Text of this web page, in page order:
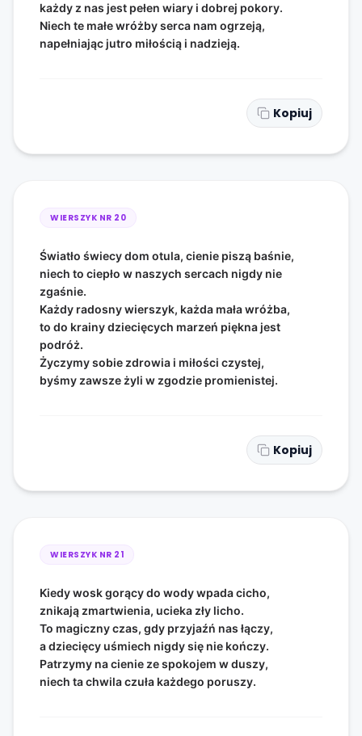
każdy z nas jest pełen wiary i dobrej pokory.
Niech te małe wróżby serca nam ogrzeją,
napełniając jutro miłością i nadzieją.
Kopiuj
WIERSZYK NR 20
Światło świecy dom otula, cienie piszą baśnie,
niech to ciepło w naszych sercach nigdy nie
zgaśnie.
Każdy radosny wierszyk, każda mała wróżba,
to do krainy dziecięcych marzeń piękna jest
podróż.
Życzymy sobie zdrowia i miłości czystej,
byśmy zawsze żyli w zgodzie promienistej.
Kopiuj
WIERSZYK NR 21
Kiedy wosk gorący do wody wpada cicho,
znikają zmartwienia, ucieka zły licho.
To magiczny czas, gdy przyjaźń nas łączy,
a dziecięcy uśmiech nigdy się nie kończy.
Patrzymy na cienie ze spokojem w duszy,
niech ta chwila czuła każdego poruszy.